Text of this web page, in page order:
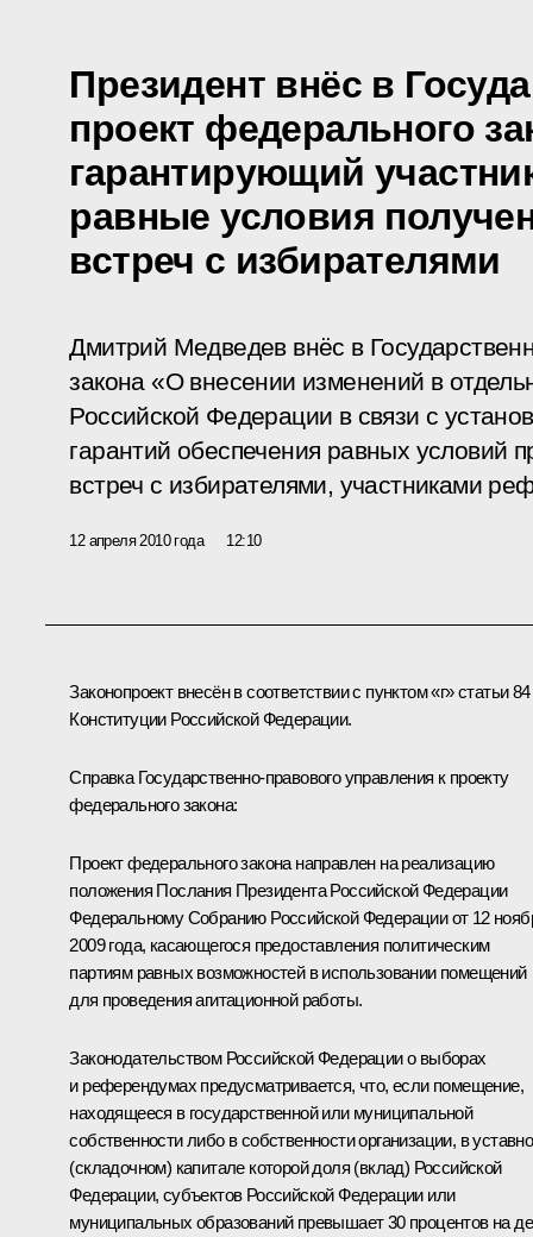
Президент внёс в
проект федерального
гарантирующий
равные условия
встреч с избирателями
Дмитрий Медведев внёс в
закона «О внесении изменений в
Российской Федерации в связи с
гарантий обеспечения равных условий
встреч с избирателями, участниками
12 апреля 2010 года 12:10
Законопроект внесён в соответствии с пунктом «г» статьи 84
Конституции Российской Федерации.
Справка Государственно-правового управления к проекту
федерального закона:
Проект федерального закона направлен на реализацию
положения Послания Президента Российской Федерации
Федеральному Собранию Российской Федерации от 12
2009 года, касающегося предоставления политическим
партиям равных возможностей в использовании помещений
для проведения агитационной работы.
Законодательством Российской Федерации о выборах
и референдумах предусматривается, что, если помещение,
находящееся в государственной или муниципальной
собственности либо в собственности организации, в
(складочном) капитале которой доля (вклад) Российской
Федерации, субъектов Российской Федерации или
муниципальных образований превышает 30 процентов на